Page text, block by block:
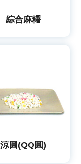
綜合麻糬
涼圓(QQ圓)